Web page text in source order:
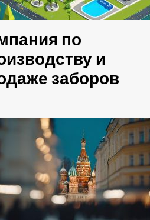
по
и
заборов